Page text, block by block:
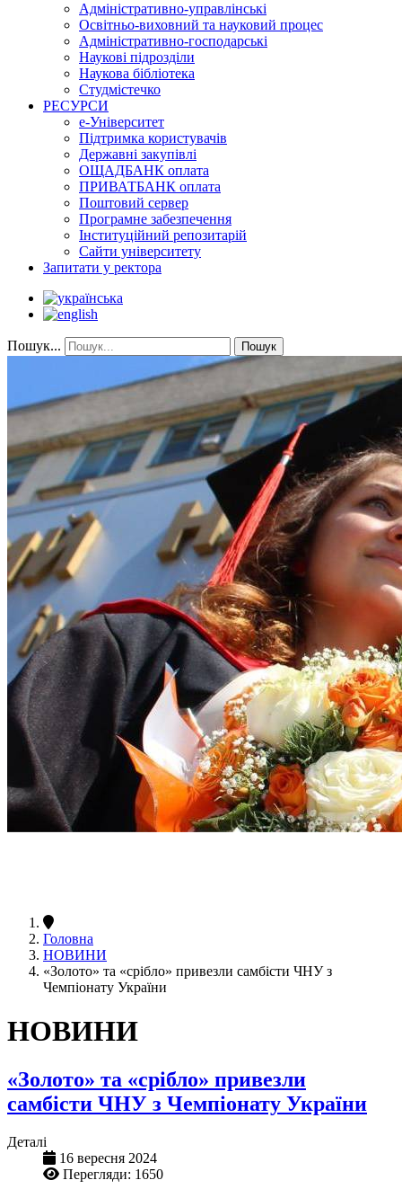
Адміністративно-управлінські
Освітньо-виховний та науковий процес
Адміністративно-господарські
Наукові підрозділи
Наукова бібліотека
Студмістечко
РЕСУРСИ
е-Університет
Підтримка користувачів
Державні закупівлі
ОЩАДБАНК оплата
ПРИВАТБАНК оплата
Поштовий сервер
Програмне забезпечення
Інституційний репозитарій
Сайти університету
Запитати у ректора
Пошук... Пошук
Головна
НОВИНИ
«Золото» та «срібло» привезли самбісти ЧНУ з
Чемпіонату України
НОВИНИ
«Золото» та «срібло» привезли
самбісти ЧНУ з Чемпіонату України
Деталі
16 вересня 2024
Перегляди: 1650